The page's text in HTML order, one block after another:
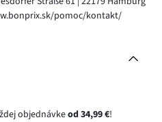
pomoc/kontakt/
objednávkeod 34,99 €!